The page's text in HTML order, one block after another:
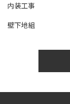
内装工事
壁下地組